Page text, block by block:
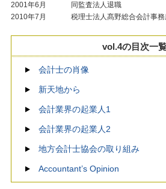
2001年6月
同監査法人退職
2010年7月
税理士法人髙野総合会計事
vol.4の目次一
会計士の肖像
新天地から
会計業界の起業人1
会計業界の起業人2
地方会計士協会の取り組み
Accountant’s Opinion